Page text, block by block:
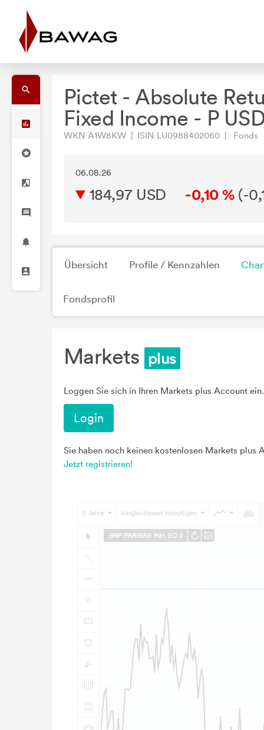
Pictet - Absolute
Fixed Income - P
WKN A1W8KW | ISIN LU0988402060 | Fonds
06.08.26
184,97 USD -0,10 % (-
Übersicht Profile / Kennzahlen
Fondsprofil
Markets
Loggen Sie sich in Ihren Markets plus Account ein.
Login
Sie haben noch keinen kostenlosen Markets plus
Jetzt registrieren!